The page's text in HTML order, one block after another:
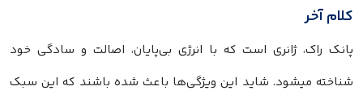
کلام آخر
پانک راک، ژانری است که با انرژی بی‌پایان، اصالت و سادگی خود
شناخته میشود. شاید این ویژگی‌ها باعث شده باشند که این سبک